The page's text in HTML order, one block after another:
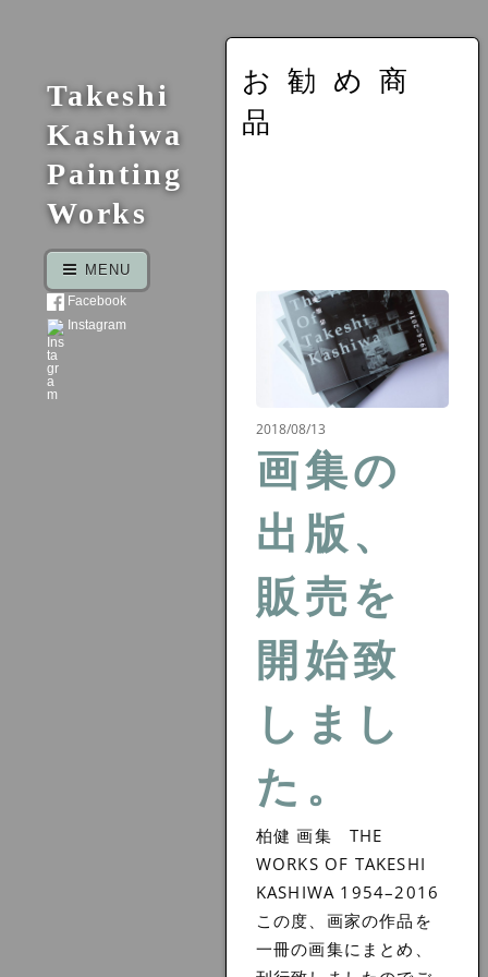
Takeshi
Kashiwa
Painting
Works
MENU
Facebook
Instagram
お勧め商
品
2018/08/13
画集の
出版、
販売を
開始致
しまし
た。
柏健 画集 THE
WORKS OF TAKESHI
KASHIWA 1954–2016
この度、画家の作品を
一冊の画集にまとめ、